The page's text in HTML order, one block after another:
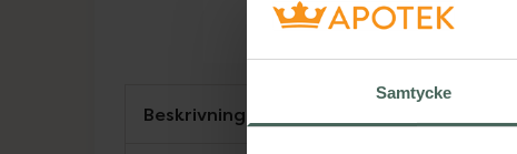
Samtycke
Beskrivning